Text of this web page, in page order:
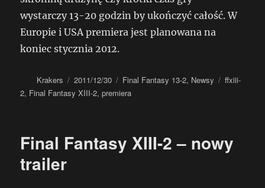
wystarczy 13-20 godzin by ukończyć całość. W
Europie i USA premiera jest planowana na
koniec stycznia 2012.
Autor
Krakers
Data
publikacji
2011/12/30 Kategorie
Final Fantasy 13-2, Newsy Tagi
ffxiii-
2, Final Fantasy XIII-2,premiera
Final Fantasy XIII-2 – nowy
trailer